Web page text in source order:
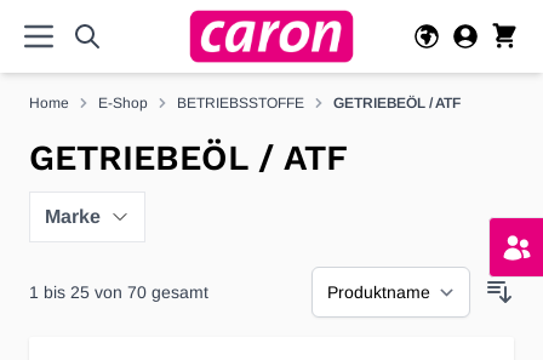
Home E-Shop BETRIEBSSTOFFE GETRIEBEÖL / ATF
GETRIEBEÖL / ATF
Marke
1 bis 25 von 70 gesamt